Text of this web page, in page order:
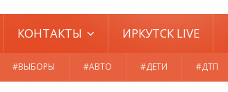
КОНТАКТЫ ИРКУТСК LIVE
#ВЫБОРЫ #АВТО #ДЕТИ #ДТП